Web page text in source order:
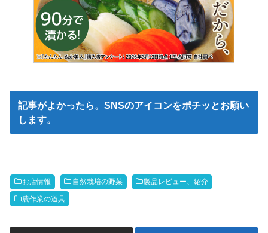
記事がよかったら。SNSのアイコンをポチッとお願い
します。
お店情報 自然栽培の野菜 製品レビュー、紹介
農作業の道具